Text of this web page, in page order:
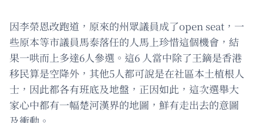
因李榮恩改跑道，原來的州眾議員成了open seat，一
些原本等市議員馬泰落任的人馬上珍惜這個機會，結
果一哄而上多達6人參選。這6 人當中除了王鏑是香港
移民算是空降外，其他5人都可說是在社區本土植根人
士，因此都各有班底及地盤，正因如此，這次選舉大
家心中都有一幅楚河漢界的地圖，鮮有走出去的意圖